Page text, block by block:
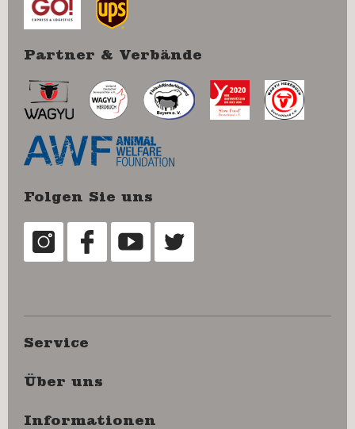
Partner & Verbände
Folgen Sie uns
Service
Über uns
Informationen